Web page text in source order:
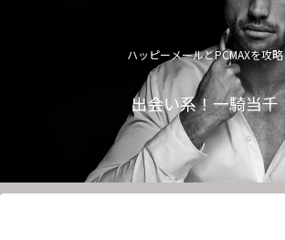
ハッピーメールとPCMAXを攻略
出会い系！一騎当千